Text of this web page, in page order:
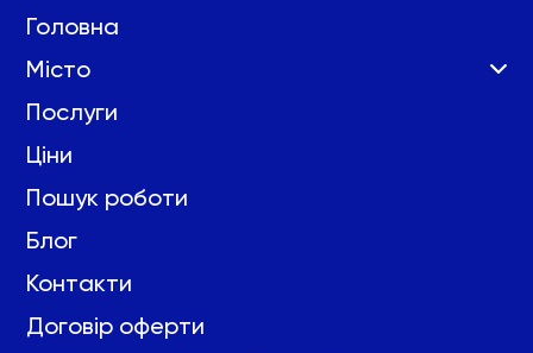
Головна
Місто
Послуги
Ціни
Пошук роботи
Блог
Контакти
Договір оферти